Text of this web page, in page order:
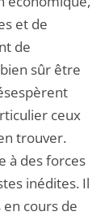
et de
de
sûr être
ceux
trouver.
à des forces
inédites. Il
cours de